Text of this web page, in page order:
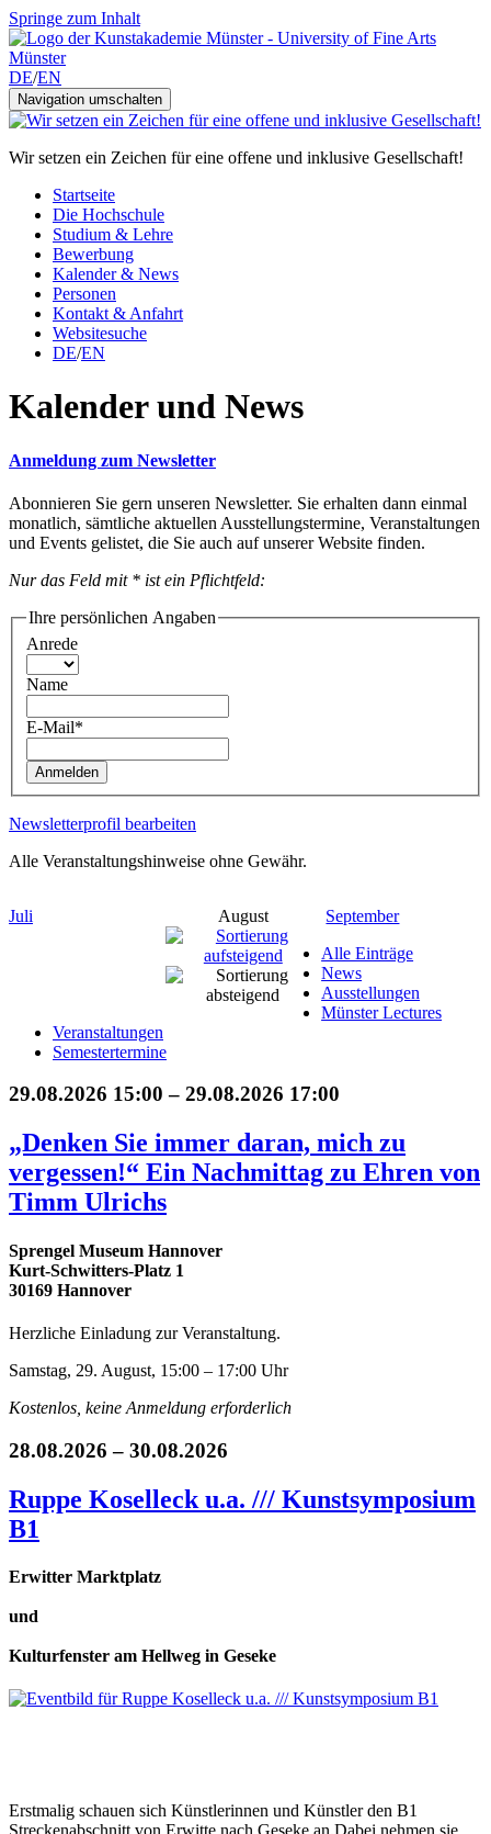
Springe zum Inhalt
DE/EN
Navigation umschalten
Wir setzen ein Zeichen für eine offene und inklusive Gesellschaft!
Startseite
Die Hochschule
Studium & Lehre
Bewerbung
Kalender & News
Personen
Kontakt & Anfahrt
Websitesuche
DE/EN
Kalender und News
Anmeldung zum Newsletter
Abonnieren Sie gern unseren Newsletter. Sie erhalten dann einmal
monatlich, sämtliche aktuellen Ausstellungstermine, Veranstaltungen
und Events gelistet, die Sie auch auf unserer Website finden.
Nur das Feld mit * ist ein Pflichtfeld:
Ihre persönlichen Angaben
Anrede
Name
E-Mail*
Anmelden
Newsletterprofil bearbeiten
Alle Veranstaltungshinweise ohne Gewähr.
Juli August
September
Alle Einträge
News
Ausstellungen
Münster Lectures
Veranstaltungen
Semestertermine
29.08.2026 15:00 – 29.08.2026 17:00
„Denken Sie immer daran, mich zu
vergessen!“ Ein Nachmittag zu Ehren von
Timm Ulrichs
Sprengel Museum Hannover
Kurt-Schwitters-Platz 1
30169 Hannover
Herzliche Einladung zur Veranstaltung.
Samstag, 29. August, 15:00 – 17:00 Uhr
Kostenlos, keine Anmeldung erforderlich
28.08.2026 – 30.08.2026
Ruppe Koselleck u.a. /// Kunstsymposium
B1
Erwitter Marktplatz
und
Kulturfenster am Hellweg in Geseke
Erstmalig schauen sich Künstlerinnen und Künstler den B1
Streckenabschnitt von Erwitte nach Geseke an.Dabei nehmen sie